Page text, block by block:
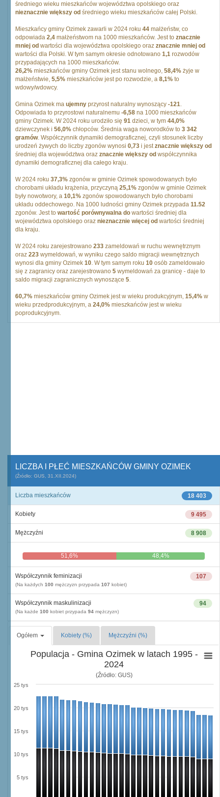
średniego wieku mieszkańców województwa opolskiego oraz
nieznacznie większy od średniego wieku mieszkańców całej Polski.
Mieszkańcy gminy Ozimek zawarli w 2024 roku 44 małżeństw, co
odpowiada 2,4 małżeństwom na 1000 mieszkańców. Jest to znacznie
mniej od wartości dla województwa opolskiego oraz znacznie mniej od
wartości dla Polski. W tym samym okresie odnotowano 1,1 rozwodów
przypadających na 1000 mieszkańców.
26,2% mieszkańców gminy Ozimek jest stanu wolnego, 58,4% żyje w
małżeństwie, 5,5% mieszkańców jest po rozwodzie, a 8,1% to
wdowy/wdowcy.
Gmina Ozimek ma ujemny przyrost naturalny wynoszący -121.
Odpowiada to przyrostowi naturalnemu -6,58 na 1000 mieszkańców
gminy Ozimek. W 2024 roku urodziło się 91 dzieci, w tym 44,0%
dziewczynek i 56,0% chłopców. Średnia waga noworodków to 3 342
gramów. Współczynnik dynamiki demograficznej, czyli stosunek liczby
urodzeń żywych do liczby zgonów wynosi 0,73 i jestznacznie większy od
średniej dla województwa oraz znacznie większy od współczynnika
dynamiki demograficznej dla całego kraju.
W 2024 roku 37,3% zgonów w gminie Ozimek spowodowanych było
chorobami układu krążenia, przyczyną 25,1% zgonów w gminie Ozimek
były nowotwory, a 10,1% zgonów spowodowanych było chorobami
układu oddechowego. Na 1000 ludności gminy Ozimek przypada 11.52
zgonów. Jest to wartość porównywalna do wartości średniej dla
województwa opolskiego oraz nieznacznie więcej od wartości średniej
dla kraju.
W 2024 roku zarejestrowano 233 zameldowań w ruchu wewnętrznym
oraz 223 wymeldowań, w wyniku czego saldo migracji wewnętrznych
wynosi dla gminy Ozimek 10. W tym samym roku 10 osób zameldowało
się z zagranicy oraz zarejestrowano 5 wymeldowań za granicę - daje to
saldo migracji zagranicznych wynoszące 5.
60,7% mieszkańców gminy Ozimek jest w wieku produkcyjnym, 15,4% w
wieku przedprodukcyjnym, a 24,0% mieszkańców jest w wieku
poprodukcyjnym.
LICZBA I PŁEĆ MIESZKAŃCÓW GMINY OZIMEK
(Źródło: GUS, 31.XII.2024)
18 403
Liczba mieszkańców
9 495
Kobiety
8 908
Mężczyźni
51,6% 48,4%
107
Współczynnik feminizacji
(Na każdych 100 mężczyzn przypada 107 kobiet)
94
Współczynnik maskulinizacji
(Na każde 100 kobiet przypada 94 mężczyzn)
Ogółem Kobiety (%) Mężczyźni (%)
Populacja - Gmina Ozimek w latach 1995 -
2024
(Źródło: GUS)
5 tys
10 tys
15 tys
20 tys
25 tys